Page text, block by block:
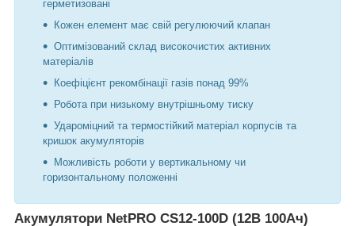
герметизовані
Кожен елемент має свій регулюючий клапан
Оптимізований склад високочистих активних
матеріалів
Коефіцієнт рекомбінації газів понад 99%
Робота при низькому внутрішньому тиску
Удароміцний та термостійкий матеріал корпусів та
кришок акумуляторів
Можливість роботи у вертикальному чи
горизонтальному положенні
Акумулятори NetPRO CS12-100D (12В 100Ач)